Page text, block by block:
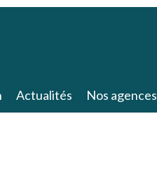
Actualités Nos agences